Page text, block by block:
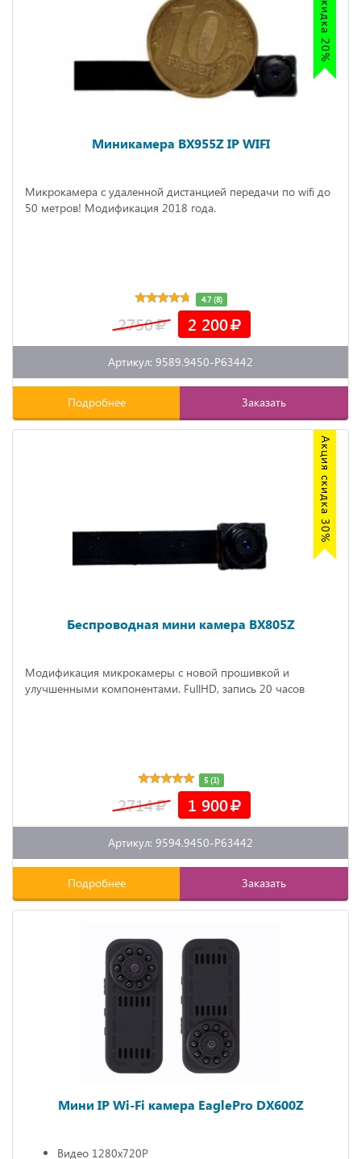
Миникамера BX955Z IP WIFI
Микрокамера с удаленной дистанцией передачи по wifi до
50 метров! Модификация 2018 года.
4.7 (8)
2750 2 200
Артикул: 9589.9450-P63442
Подробнее Заказать
Акция скидка 30%
Беспроводная мини камера BX805Z
Модификация микрокамеры с новой прошивкой и
улучшенными компонентами. FullHD, запись 20 часов
5 (1)
2714 1 900
Артикул: 9594.9450-P63442
Подробнее Заказать
Мини IP Wi-Fi камера EaglePro DX600Z
Видео 1280х720P